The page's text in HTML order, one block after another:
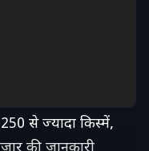
से ज्यादा किस्में,